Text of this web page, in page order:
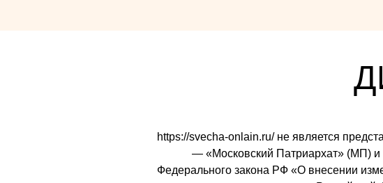
https://svecha-onlain.ru/ не является
— «Московский Патриархат» (МП) и
Федерального закона РФ «О внесении